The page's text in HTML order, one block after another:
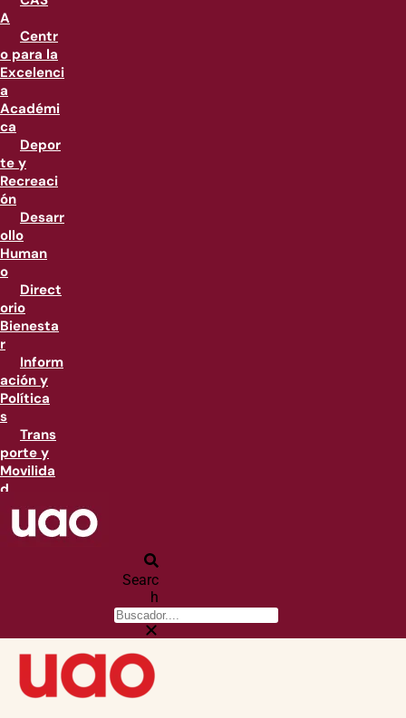
A
Centr
o para la
Excelenci
a
Académi
ca
Depor
te y
Recreaci
ón
Desarr
ollo
Human
o
Direct
orio
Bienesta
r
Inform
ación y
Política
s
Trans
porte y
Movilida
d
Searc
h